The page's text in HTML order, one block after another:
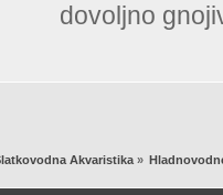
dovoljno
Akvaristika»